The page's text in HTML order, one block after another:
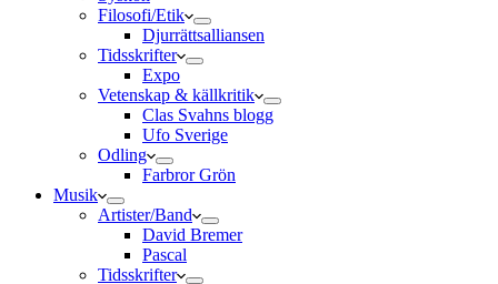
Filosofi/Etik
Djurrättsalliansen
Tidsskrifter
Expo
Vetenskap & källkritik
Clas Svahns blogg
Ufo Sverige
Odling
Farbror Grön
Musik
Artister/Band
David Bremer
Pascal
Tidsskrifter